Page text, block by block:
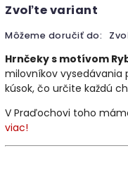
Zvoľte variant
Môžeme doručiť do:
Hrnčeky s motívom
milovníkov vysedávania
kúsok, čo určite každú
V Praďochovi toho
viac!